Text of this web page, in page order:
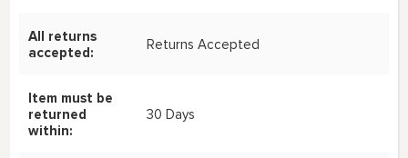
All returns
accepted:
Returns Accepted
Item must be
returned
within:
30 Days